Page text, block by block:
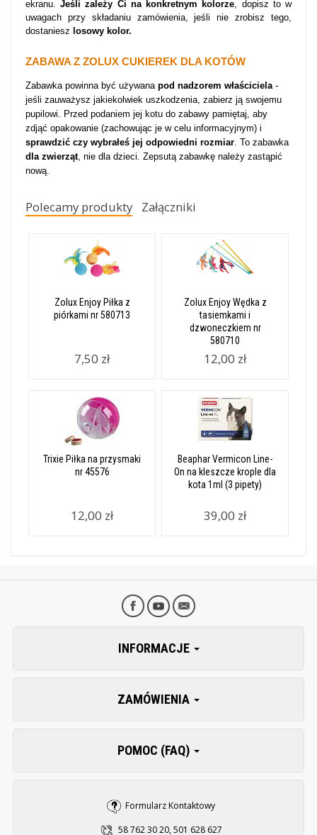
ekranu.Jeśli zależy Ci na konkretnym kolorze, dopisz to w
uwagach przy składaniu zamówienia, jeśli nie zrobisz tego,
dostaniesz losowy kolor.
ZABAWA Z ZOLUX CUKIEREK DLA KOTÓW
Zabawka powinna być używana pod nadzorem właściciela-
jeśli zauważysz jakiekolwiek uszkodzenia, zabierz ją swojemu
pupilowi. Przed podaniem jej kotu do zabawy pamiętaj, aby
zdjąć opakowanie (zachowując je w celu informacyjnym) i
sprawdzić czy wybrałeś jej odpowiedni rozmiar. To zabawka
dla zwierząt, nie dla dzieci. Zepsutą zabawkę należy zastąpić
nową.
Polecamy produkty Załączniki
Zolux Enjoy Piłka z
piórkami nr 580713
7,50 zł
Zolux Enjoy Wędka z
tasiemkami i
dzwoneczkiem nr
580710
12,00 zł
Trixie Piłka na przysmaki
nr 45576
12,00 zł
Beaphar Vermicon Line-
On na kleszcze krople dla
kota 1ml (3 pipety)
39,00 zł
INFORMACJE
ZAMÓWIENIA
POMOC (FAQ)
Formularz Kontaktowy
58 762 30 20, 501 628 627